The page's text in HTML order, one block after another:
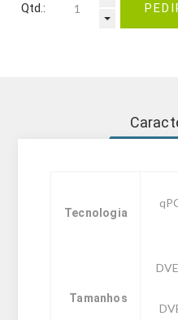
Qtd.:
Tecnologia
Tamanhos